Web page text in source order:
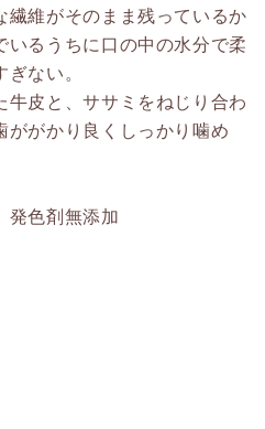
繊維がそのまま残っているか
いるうちに口の中の水分で柔
ない。
牛皮と、ササミをねじり合わ
ががかり良くしっかり噛め
発色剤無添加